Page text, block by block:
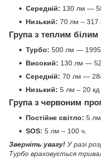
Середній: 130 лм —
Низький: 70 лм – 317
Група з теплим білим
Турбо: 500 лм —
Високий: 130 лм —
Середній: 70 лм —
Низький: 5 лм – 20 кд
Група з червоним
Постійне світло: 5
SOS: 5 лм – 100 ч.
Зверніть увагу! У разі
Турбо враховується